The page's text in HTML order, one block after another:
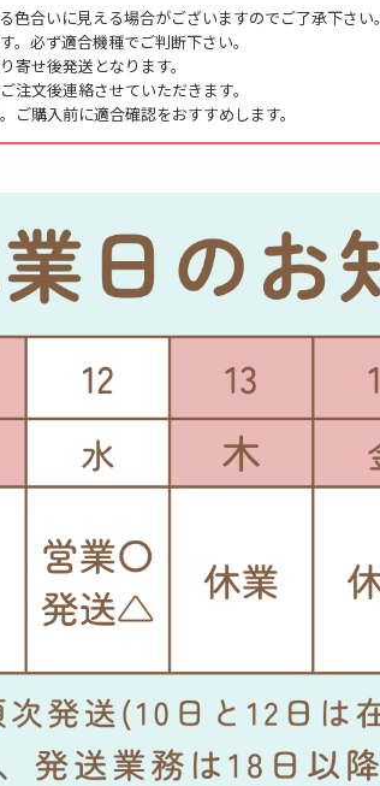
合いに見える場合がございますのでご了承下さい。
必ず適合機種でご判断下さい。
寄せ後発送となります。
注文後連絡させていただきます。
購入前に適合確認をおすすめします。